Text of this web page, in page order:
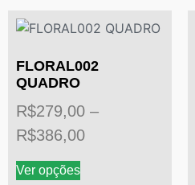
FLORAL002
QUADRO
R$279,00 –
R$386,00
Ver opções